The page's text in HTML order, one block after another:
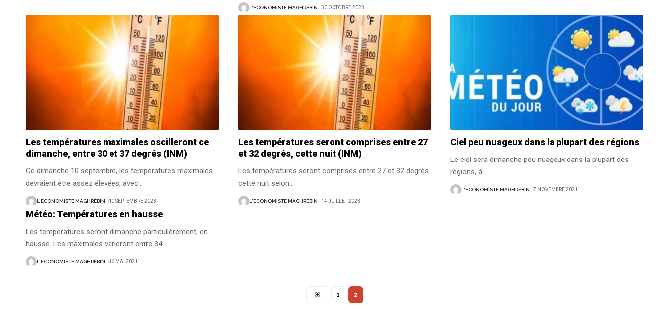
L'ECONOMISTE MAGHRÉBIN 30 OCTOBRE 2023
Les températures maximales oscilleront ce
dimanche, entre 30 et 37 degrés (INM)
Ce dimanche 10 septembre, les températures maximales
devraient être assez élevées, avec…
L'ECONOMISTE MAGHRÉBIN 10 SEPTEMBRE 2023
Les températures seront comprises entre 27
et 32 degrés, cette nuit (INM)
Les températures seront comprises entre 27 et 32 degrés
cette nuit selon…
L'ECONOMISTE MAGHRÉBIN 14 JUILLET 2023
Ciel peu nuageux dans la plupart des régions
Le ciel sera dimanche peu nuageux dans la plupart des
régions, à…
L'ECONOMISTE MAGHRÉBIN 7 NOVEMBRE 2021
Météo: Températures en hausse
Les températures seront dimanche particulièrement, en
hausse. Les maximales varieront entre 34…
L'ECONOMISTE MAGHRÉBIN 16 MAI 2021
1 2